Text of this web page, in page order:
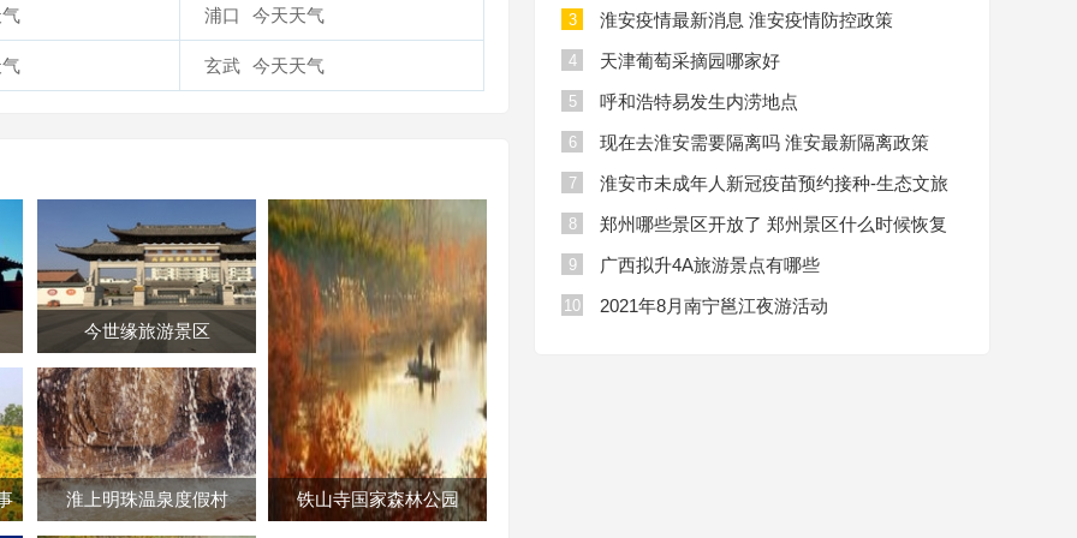
浦口 今天天气
玄武 今天天气
今世缘旅游景区
淮上明珠温泉度假村 铁山寺国家森林公园
3 淮安疫情最新消息 淮安疫情防控政策
4 天津葡萄采摘园哪家好
5 呼和浩特易发生内涝地点
6 现在去淮安需要隔离吗 淮安最新隔离政策
7
淮安市未成年人新冠疫苗预约接种-生态文旅
8
郑州哪些景区开放了 郑州景区什么时候恢复
9 广西拟升4A旅游景点有哪些
10 2021年8月南宁邕江夜游活动